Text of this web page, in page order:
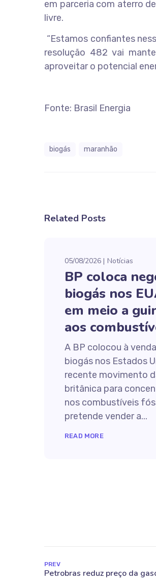
em parceria com aterro
livre.
“Estamos confiantes
resolução 482 vai
aproveitar o potencial
Fonte: Brasil Energia
biogás maranhão
Related Posts
05/08/2026 Notícias
BP coloca
biogás nos
em meio a
aos
A BP colocou à
biogás nos Estados
recente movimento
britânica para
nos combustíveis
pretende vender a...
READ MORE
PREV